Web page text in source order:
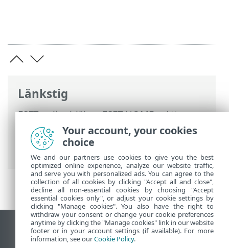
Länkstig
ESET onlinehjälp>ESET HOME>Att
arbeta med ESET HOME>Medlemmar>
ESET-funktioner som har tilldelats
medlemmen
> Antivirusskydd
Visa skrivbords-webbplats
End of Life
Your account, your cookies
choice
We and our partners use cookies to give you the best
optimized online experience, analyze our website traffic,
and serve you with personalized ads. You can agree to the
collection of all cookies by clicking "Accept all and close",
decline all non-essential cookies by choosing "Accept
essential cookies only", or adjust your cookie settings by
clicking "Manage cookies". You also have the right to
withdraw your consent or change your cookie preferences
anytime by clicking the "Manage cookies" link in our website
footer or in your account settings (if available). For more
information, see ourCookie Policy.